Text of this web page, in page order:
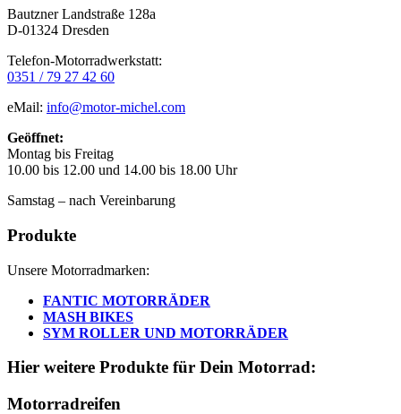
Bautzner Landstraße 128a
D-01324 Dresden
Telefon-Motorradwerkstatt:
0351 / 79 27 42 60
eMail: info@motor-michel.com
Geöffnet:
Montag bis Freitag
10.00 bis 12.00 und 14.00 bis 18.00 Uhr
Samstag – nach Vereinbarung
Produkte
Unsere Motorradmarken:
FANTIC MOTORRÄDER
MASH BIKES
SYM ROLLER UND MOTORRÄDER
Hier weitere Produkte für Dein Motorrad:
Motorradreifen